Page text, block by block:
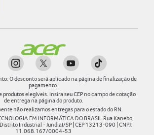
O desconto será aplicado na página de finalização de
pagamento.
produtos elegíveis. Insira seu CEP no campo de cotação
de entrega na página do produto.
não realizamos entregas para o estado do RN.
EM INFORMÁTICA DO BRASIL Rua Kanebo,
Industrial - Jundiaí/SP | CEP 13213-090 | CNPJ:
11.068.167/0004-53